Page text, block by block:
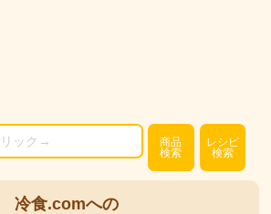
商品
検索
レシピ
検索
冷食.comへの